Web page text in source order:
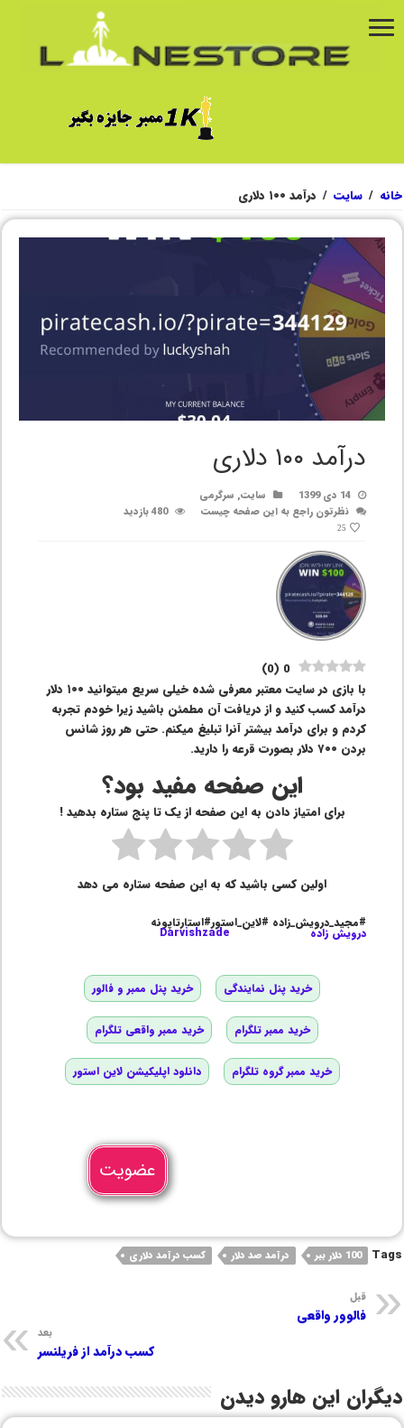
خانه / سایت / درآمد ۱۰۰ دلاری
درآمد ۱۰۰ دلاری
14 دی 1399 سایت, سرگرمی
نظرتون راجع به این صفحه چیست
480 بازدید
25
0
(
0
)
با بازی در سایت معتبر معرفی شده خیلی سریع میتوانید ۱۰۰ دلار
درآمد کسب کنید و از دریافت آن مطمئن باشید زیرا خودم تجربه
کردم و برای درآمد بیشتر آنرا تبلیغ میکنم. حتی هر روز شانس
بردن ۷۰۰ دلار بصورت قرعه را دارید.
این صفحه مفید بود؟
برای امتیاز دادن به این صفحه از یک تا پنج ستاره بدهید !
اولین کسی باشید که به این صفحه ستاره می دهد
#مجید_درویش_زاده #لاین_استور#استارتاپونه
درویش زاده Darvishzade
خرید پنل نمایندگی خرید پنل ممبر و فالور
خرید ممبر تلگرام خرید ممبر واقعی تلگرام
خرید ممبر گروه تلگرام دانلود اپلیکیشن لاین استور
عضویت
Tags 100 دلار ببر درآمد صد دلار کسب درآمد دلاری
قبل
فالوور واقعی
بعد
کسب درآمد از فریلنسر
دیگران این هارو دیدن